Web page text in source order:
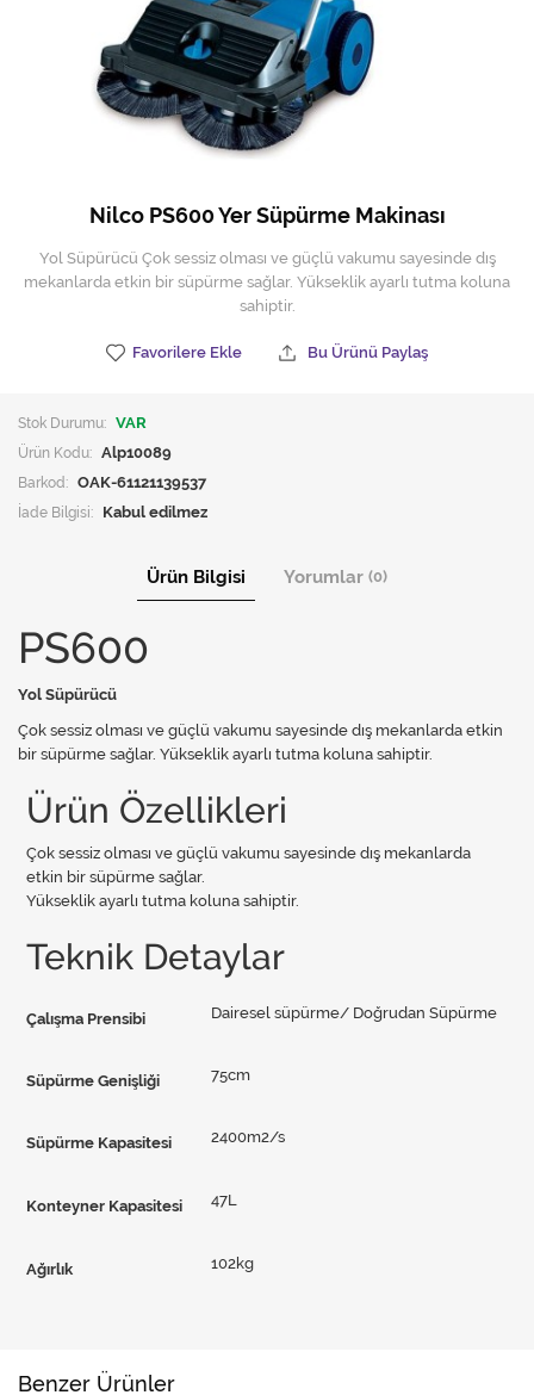
Mekanik Dış Alan Süpürücüler
Otel Ekipmanları
Tek-Çift Kovalı Temizlik Arabası
Toptan Temizlik Malzemeleri
Yedek Parçalar
Nilco PS600 Yer Süpürme Makinası
Yol Süpürücü Çok sessiz olması ve güçlü vakumu sayesinde dış
mekanlarda etkin bir süpürme sağlar. Yükseklik ayarlı tutma koluna
sahiptir.
Favorilere Ekle Bu Ürünü Paylaş
Stok Durumu: VAR
Ürün Kodu: Alp10089
Barkod: OAK-61121139537
İade Bilgisi:
Ürün Bilgisi Yorumlar (0)
PS600
Yol Süpürücü
Çok sessiz olması ve güçlü vakumu sayesinde dış mekanlarda etkin
bir süpürme sağlar. Yükseklik ayarlı tutma koluna sahiptir.
Ürün Özellikleri
Çok sessiz olması ve güçlü vakumu sayesinde dış mekanlarda
etkin bir süpürme sağlar.
Yükseklik ayarlı tutma koluna sahiptir.
Teknik Detaylar
Çalışma Prensibi Dairesel süpürme/ Doğrudan Süpürme
Süpürme Genişliği 75cm
Süpürme Kapasitesi 2400m2/s
Konteyner Kapasitesi 47L
Ağırlık 102kg
Benzer Ürünler